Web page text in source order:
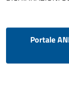
Portale